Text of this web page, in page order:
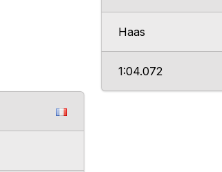
Haas
1:04.072